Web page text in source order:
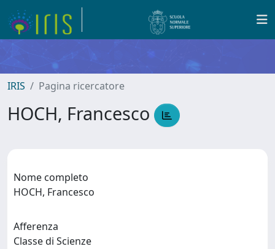
IRIS Pagina ricercatore
HOCH, Francesco
Nome completo
HOCH, Francesco
Afferenza
Classe di Scienze